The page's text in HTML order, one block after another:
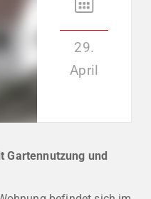
29.
April
Gartennutzung und